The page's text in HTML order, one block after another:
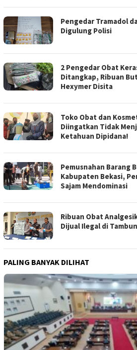
Pengedar Tramadol
Digulung Polisi
2 Pengedar Obat
Ditangkap, Ribuan
Hexymer Disita
Toko Obat dan
Diingatkan Tidak
Ketahuan Dipidana!
Pemusnahan Barang
Kabupaten Bekasi,
Sajam Mendominasi
Ribuan Obat
Dijual Ilegal di
PALING BANYAK DILIHAT